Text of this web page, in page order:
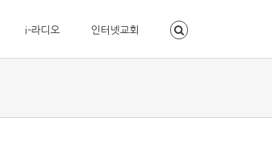
i-라디오 인터넷교회